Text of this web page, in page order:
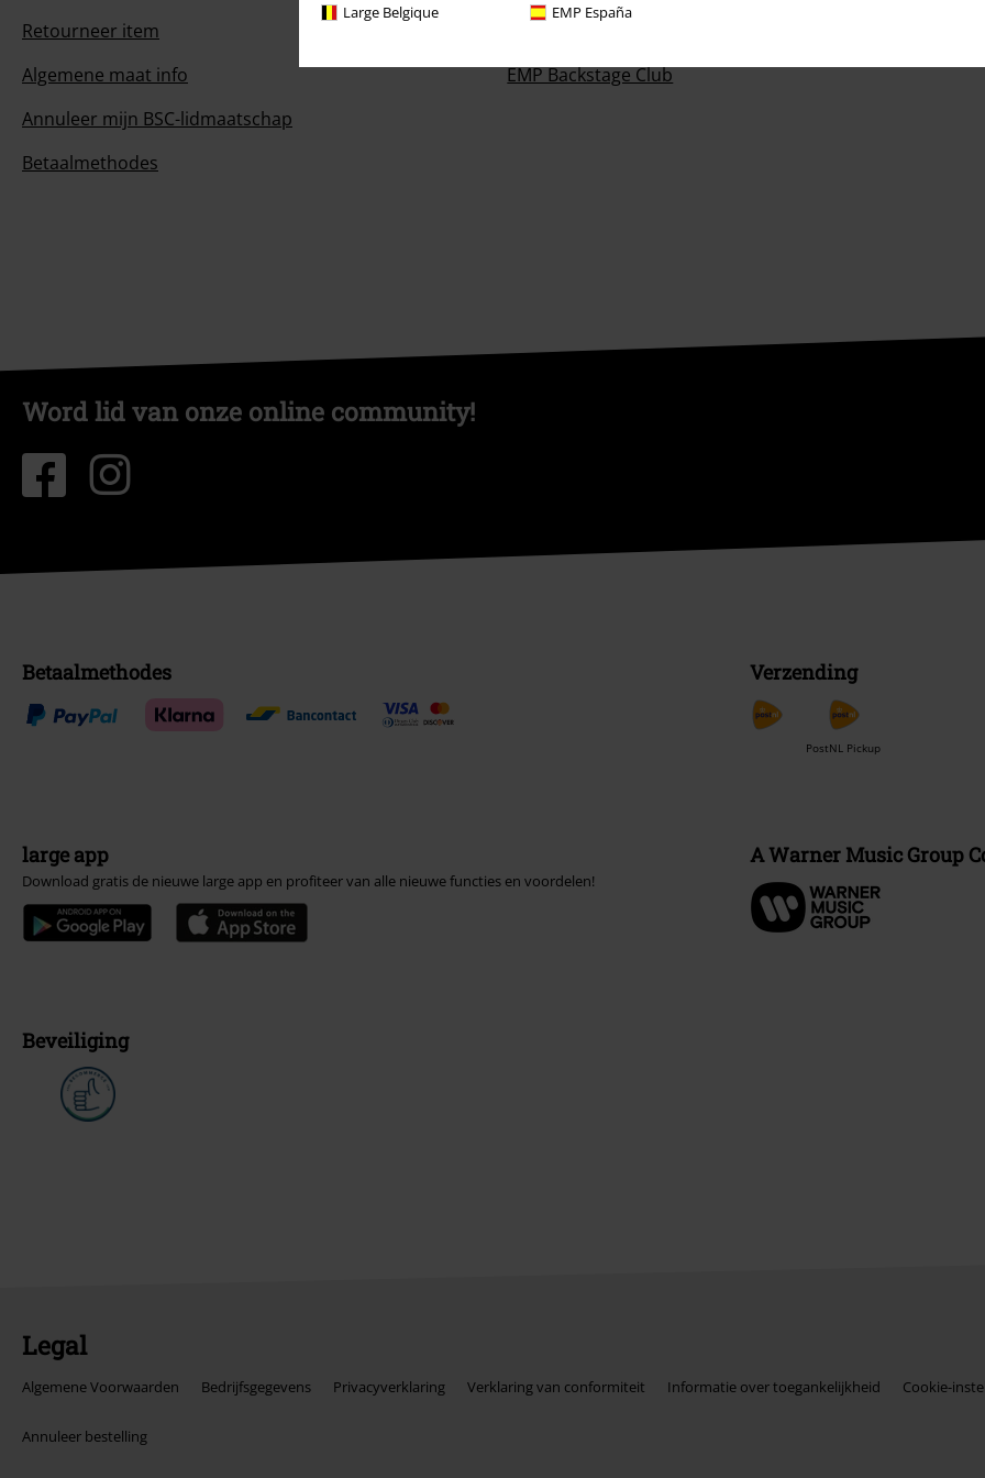
Large Belgique EMP España
Retourneer item
Algemene maat info
Annuleer mijn BSC-lidmaatschap
Betaalmethodes
EMP Backstage Club
Word lid van onze online community!
Betaalmethodes Verzending
PostNL Pickup
large app
Download gratis de nieuwe large app en profiteer van alle nieuwe functies en voordelen!
A Warner Music Group
Beveiliging
Legal
Algemene Voorwaarden Bedrijfsgegevens Privacyverklaring Verklaring van conformiteit Informatie over toegankelijkheid Cookie-
Annuleer bestelling